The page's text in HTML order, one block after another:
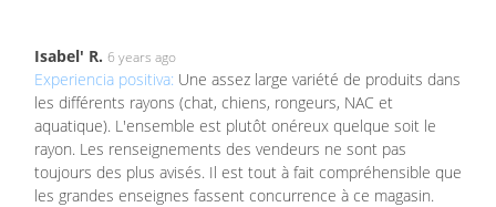
Isabel' R. 6 years ago
Experiencia positiva: Une assez large variété de produits dans
les différents rayons (chat, chiens, rongeurs, NAC et
aquatique). L'ensemble est plutôt onéreux quelque soit le
rayon. Les renseignements des vendeurs ne sont pas
toujours des plus avisés. Il est tout à fait compréhensible que
les grandes enseignes fassent concurrence à ce magasin.